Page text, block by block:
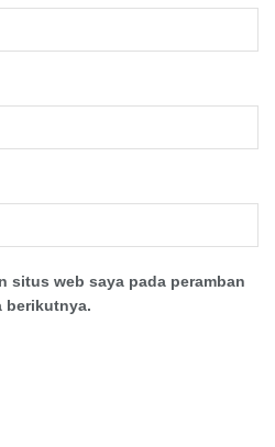
situs web saya pada peramban
berikutnya.